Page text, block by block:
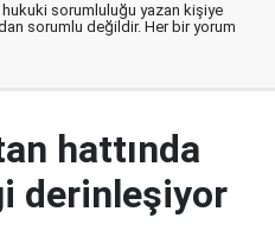
hukuki sorumluluğu yazan kişiye
sorumlu değildir. Her bir yorum
hattında
derinleşiyor